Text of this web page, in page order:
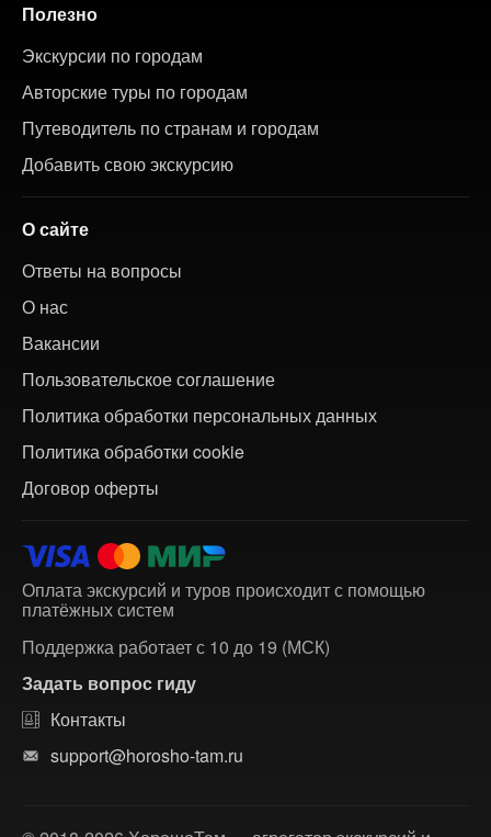
Полезно
Экскурсии по городам
Авторские туры по городам
Путеводитель по странам и городам
Добавить свою экскурсию
О сайте
Ответы на вопросы
О нас
Вакансии
Пользовательское соглашение
Политика обработки персональных данных
Политика обработки cookie
Договор оферты
Оплата экскурсий и туров происходит с помощью
платёжных систем
Поддержка работает с 10 до 19 (МСК)
Задать вопрос гиду
Контакты
support@horosho-tam.ru